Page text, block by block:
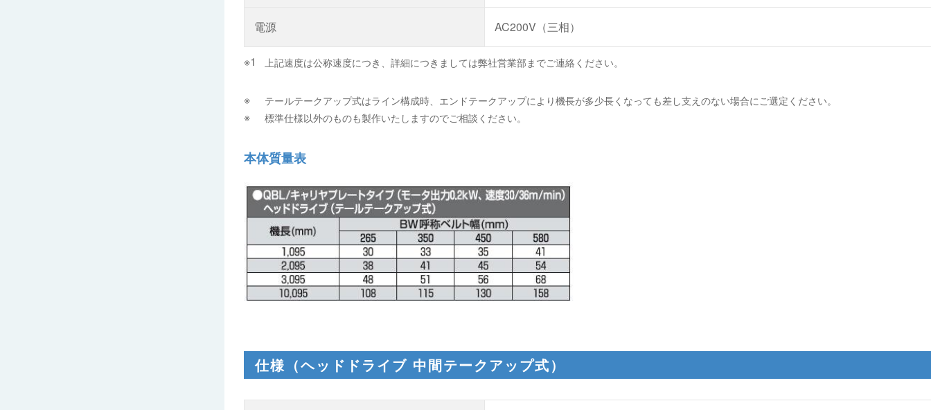
電源 AC200V（三相）
上記速度は公称速度につき、詳細につきましては弊社営業部までご連絡ください。
テールテークアップ式はライン構成時、エンドテークアップにより機長が多少長くなっても差し支えのない場合にご選定ください。
標準仕様以外のものも製作いたしますのでご相談ください。
本体質量表
仕様（ヘッドドライブ 中間テークアップ式）